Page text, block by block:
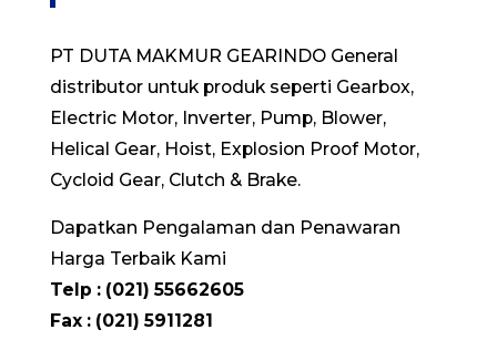
PT DUTA MAKMUR GEARINDO General
distributor untuk produk seperti Gearbox,
Electric Motor, Inverter, Pump, Blower,
Helical Gear, Hoist, Explosion Proof Motor,
Cycloid Gear, Clutch & Brake.
Dapatkan Pengalaman dan Penawaran
Harga Terbaik Kami
Telp : (021) 55662605
Fax : (021) 5911281